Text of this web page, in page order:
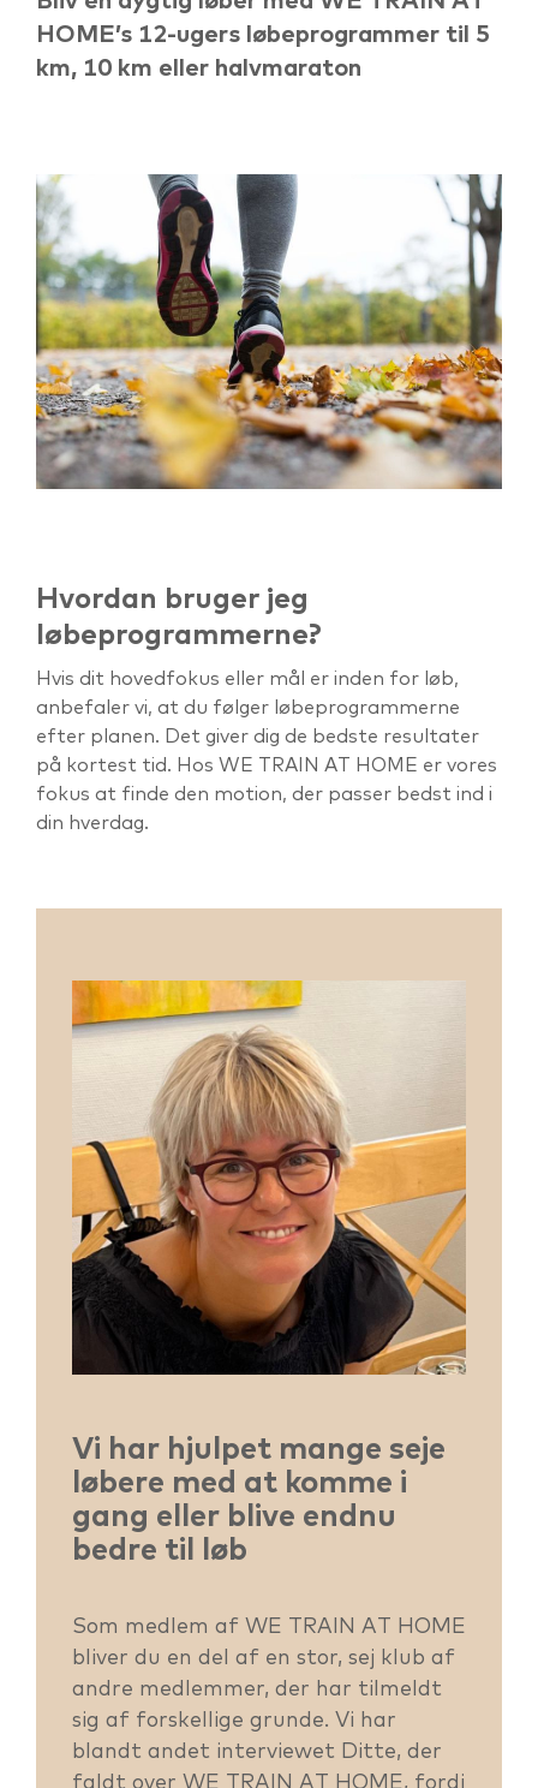
HOME’s 12-ugers løbeprogrammer til 5
km, 10 km eller halvmaraton
Hvordan bruger jeg
løbeprogrammerne?
Hvis dit hovedfokus eller mål er inden for løb,
anbefaler vi, at du følger løbeprogrammerne
efter planen. Det giver dig de bedste resultater
på kortest tid. Hos WE TRAIN AT HOME er vores
fokus at finde den motion, der passer bedst ind i
din hverdag.
Vi har hjulpet mange seje
løbere med at komme i
gang eller blive endnu
bedre til løb
Som medlem af WE TRAIN AT HOME
bliver du en del af en stor, sej klub af
andre medlemmer, der har tilmeldt
sig af forskellige grunde. Vi har
blandt andet interviewet Ditte, der
faldt over WE TRAIN AT HOME, fordi